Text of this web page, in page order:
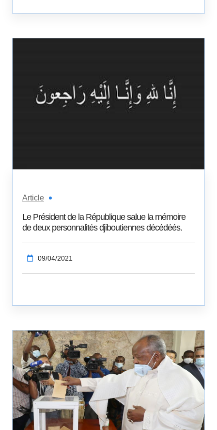
Article
Le Président de la République salue la mémoire
de deux personnalités djiboutiennes décédéés.
09/04/2021